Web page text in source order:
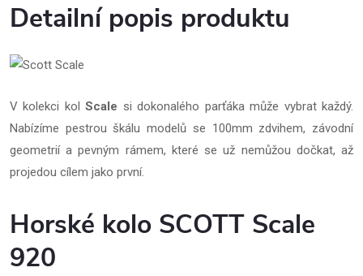
Detailní popis produktu
V kolekci kolScale si dokonalého parťáka může vybrat každý.
Nabízíme pestrou škálu modelů se 100mm zdvihem, závodní
geometrií a pevným rámem, které se už nemůžou dočkat, až
projedou cílem jako první.
Horské kolo SCOTT Scale
920